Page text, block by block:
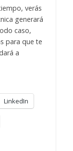
verás
generará
caso,
para que te
a
LinkedIn